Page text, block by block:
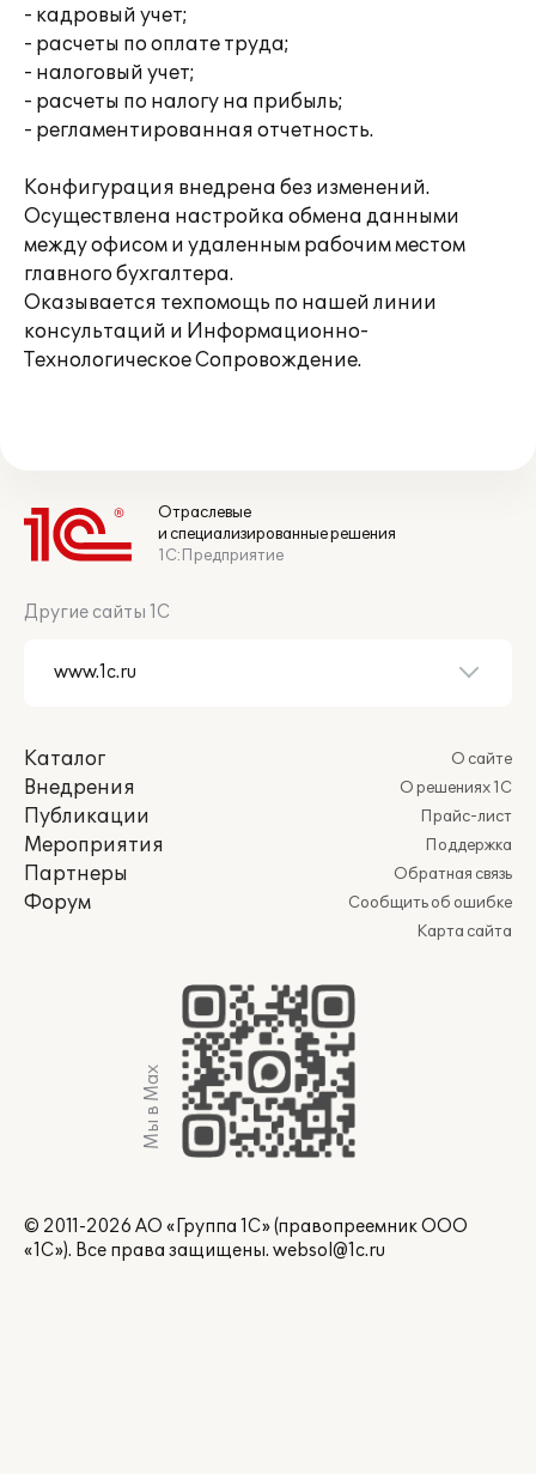
- кадровый учет;
- расчеты по оплате труда;
- налоговый учет;
- расчеты по налогу на прибыль;
- регламентированная отчетность.
Конфигурация внедрена без изменений.
Осуществлена настройка обмена данными
между офисом и удаленным рабочим местом
главного бухгалтера.
Оказывается техпомощь по нашей линии
консультаций и Информационно-
Технологическое Сопровождение.
Отраслевые
и специализированные решения
1С:Предприятие
Другие сайты 1С
Каталог
Внедрения
Публикации
Мероприятия
Партнеры
Форум
О сайте
О решениях 1С
Прайс-лист
Поддержка
Обратная связь
Сообщить об ошибке
Карта сайта
Мы в Max
© 2011-2026 АО «Группа 1С» (правопреемник ООО
«1С»). Все права защищены. websol@1c.ru